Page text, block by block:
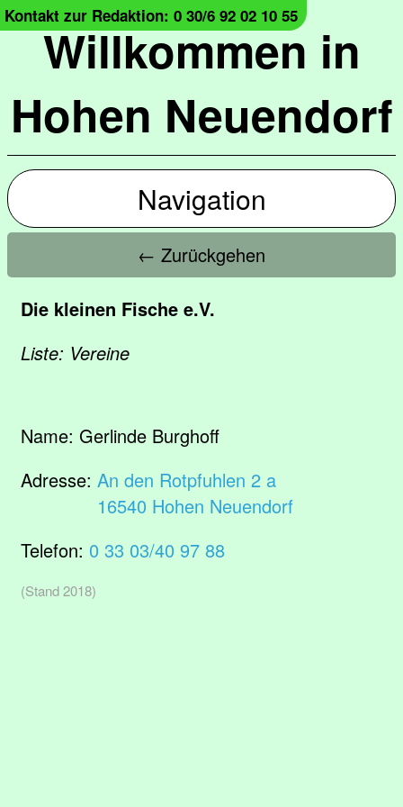
Willkommen in
Hohen Neuendorf
Kontakt zur Redaktion: 0 30/6 92 02 10 55
Navigation
← Zurückgehen
Die kleinen Fische e.V.
Liste: Vereine
Name: Gerlinde Burghoff
Adresse: An den Rotpfuhlen 2 a
16540 Hohen Neuendorf
Telefon: 0 33 03/40 97 88
(Stand 2018)